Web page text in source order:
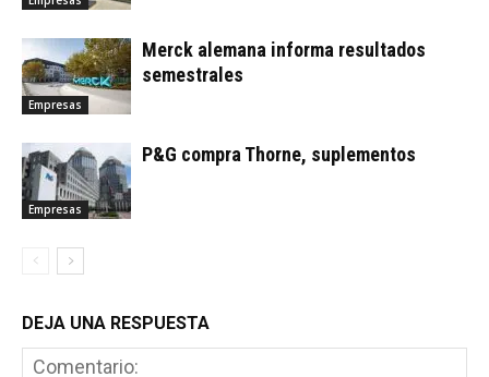
Empresas
Merck alemana informa resultados
semestrales
Empresas
P&G compra Thorne, suplementos
DEJA UNA RESPUESTA